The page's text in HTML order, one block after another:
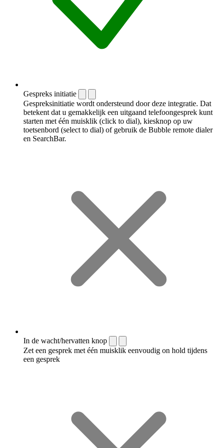
Gespreks initiatie
Gespreksinitiatie wordt ondersteund door deze integratie. Dat
betekent dat u gemakkelijk een uitgaand telefoongesprek kunt
starten met één muisklik (click to dial), kiesknop op uw
toetsenbord (select to dial) of gebruik de Bubble remote dialer
en SearchBar.
In de wacht/hervatten knop
Zet een gesprek met één muisklik eenvoudig on hold tijdens
een gesprek